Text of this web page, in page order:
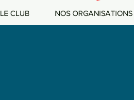
LE CLUB NOS ORGANISATIONS